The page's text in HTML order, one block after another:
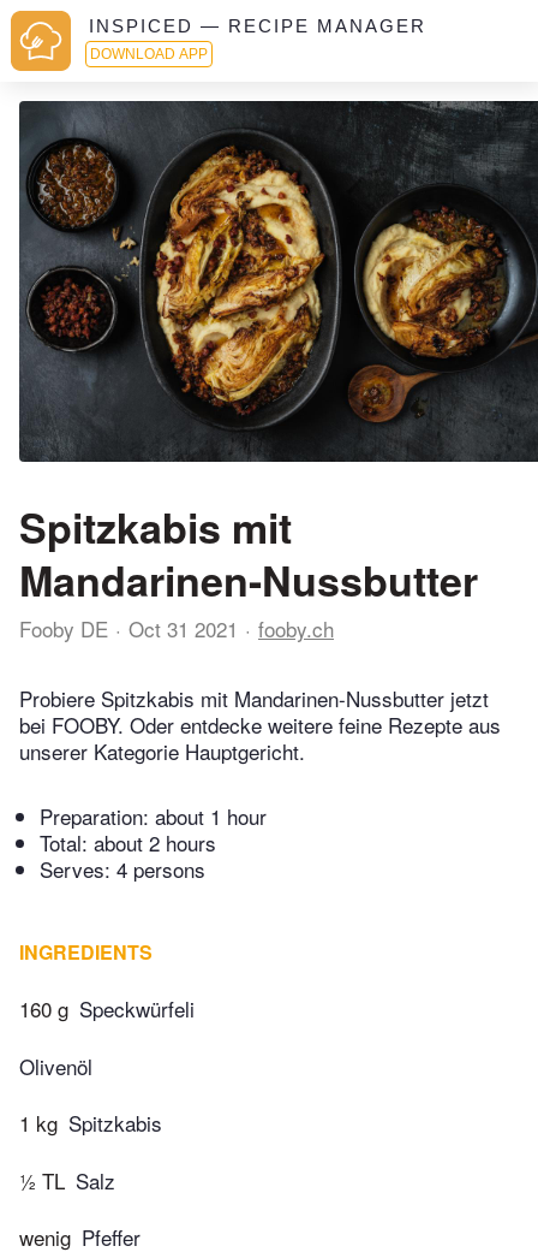
INSPICED — RECIPE MANAGER
DOWNLOAD APP
Spitzkabis mit
Mandarinen-Nussbutter
Fooby DE Oct 31 2021 fooby.ch
Probiere Spitzkabis mit Mandarinen-Nussbutter jetzt
bei FOOBY. Oder entdecke weitere feine Rezepte aus
unserer Kategorie Hauptgericht.
Preparation: about 1 hour
Total: about 2 hours
Serves: 4 persons
INGREDIENTS
160 g Speckwürfeli
Olivenöl
1 kg Spitzkabis
½ TL Salz
wenig Pfeffer